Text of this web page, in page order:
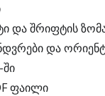
და შრიფტის
და
ფაილი